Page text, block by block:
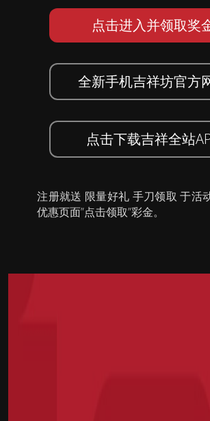
点击进入并领取奖
全新手机吉祥坊官方
点击下载吉祥全站
注册就送 限量好礼 手刀领取 于活
优惠页面”点击领取”彩金。